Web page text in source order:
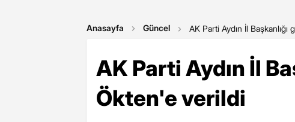
Anasayfa Güncel AK Parti Aydın İl
AK Parti Aydın İl
Ökten'e verildi